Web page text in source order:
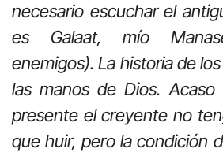
necesario escuchar el
es Galaat, mío
enemigos). La historia de
las manos de Dios.
presente el creyente no
que huir, pero la condición